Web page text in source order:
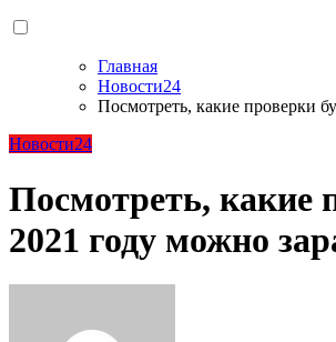
Главная
Новости24
Посмотреть, какие проверки
Новости24
Посмотреть, какие
2021 году можно